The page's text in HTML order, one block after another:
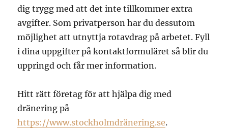
dig trygg med att det inte tillkommer extra
avgifter. Som privatperson har du dessutom
möjlighet att utnyttja rotavdrag på arbetet. Fyll
i dina uppgifter på kontaktformuläret så blir du
uppringd och får mer information.
Hitt rätt företag för att hjälpa dig med
dränering på
https://www.stockholmdränering.se.